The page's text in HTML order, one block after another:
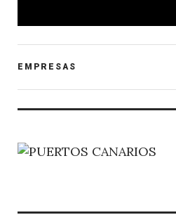
POST
EMPRESAS